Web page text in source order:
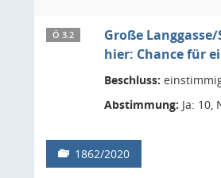
Ö 3.2
Große Langgasse/
hier: Chance für
Beschluss:
Abstimmung: Ja: 10,
1862/2020